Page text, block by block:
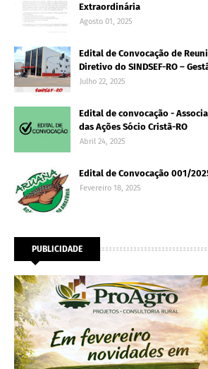
Extraordinária
Agosto 01, 2025
Edital de Convocação de
Diretivo do SINDSEF-RO –
Julho 22, 2025
Edital de convocação -
das Ações Sócio Cristã-RO
Abril 24, 2025
Edital de Convocação 001/
Fevereiro 18, 2025
PUBLICIDADE